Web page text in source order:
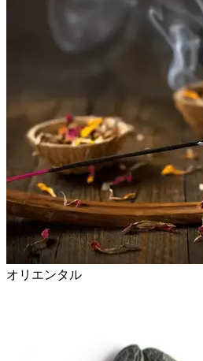
オリエンタル